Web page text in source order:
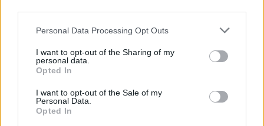
Personal Data Processing Opt Outs
I want to opt-out of the Sharing of my
personal data.
Opted In
I want to opt-out of the Sale of my
Personal Data.
Opted In
Διάβασε επίσης
Ακολουθήστε το onalert.gr στο
για την άμυνα.